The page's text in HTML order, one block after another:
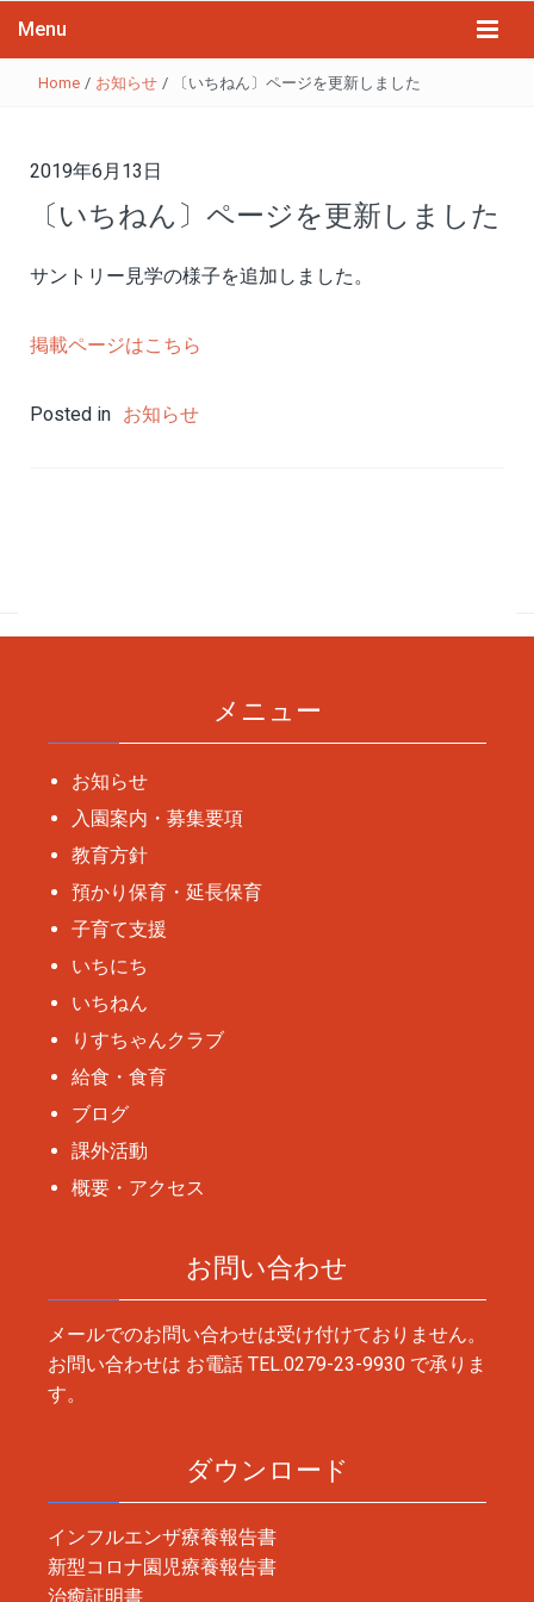
Menu
Home / お知らせ / 〔いちねん〕ページを更新しました
2019年6月13日
〔いちねん〕ページを更新しました
サントリー見学の様子を追加しました。
掲載ページはこちら
Posted in お知らせ
ビ
シ
ョ
ン
メニュー
お知らせ
入園案内・募集要項
教育方針
預かり保育・延長保育
子育て支援
いちにち
いちねん
りすちゃんクラブ
給食・食育
ブログ
課外活動
概要・アクセス
お問い合わせ
メールでのお問い合わせは受け付けておりません。
お問い合わせは お電話 TEL.0279-23-9930 で承りま
す。
ダウンロード
インフルエンザ療養報告書
新型コロナ園児療養報告書
治癒証明書